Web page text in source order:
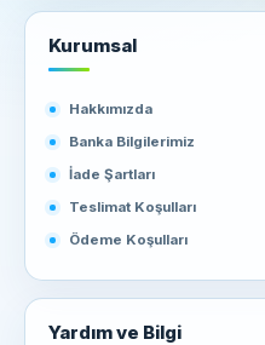
Kurumsal
Hakkımızda
Banka Bilgilerimiz
İade Şartları
Teslimat Koşulları
Ödeme Koşulları
Yardım ve Bilgi